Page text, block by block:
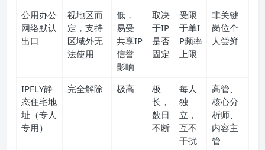
公用办公
网络默认
出口
视地区而
定，支持
区域外无
法使用
低，
易受
共享IP
信誉
影响
取决
于IP
是否
固定
受限
于单I
P频率
上限
非关键
岗位个
人尝鲜
IPFLY静
态住宅地
址（专人
专用）
完全解除 极高
极
长，
数日
不断
每人
独
立，
互不
干扰
高管、
核心分
析师、
内容主
管